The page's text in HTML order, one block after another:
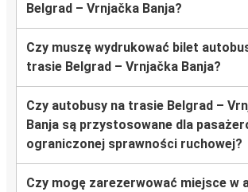
Belgrad – Vrnjačka Banja?
Czy muszę wydrukować bilet
trasie Belgrad – Vrnjačka Banja?
Czy autobusy na trasie Belgrad –
Banja są przystosowane dla
ograniczonej sprawności ruchowej?
Czy mogę zarezerwować miejsce w